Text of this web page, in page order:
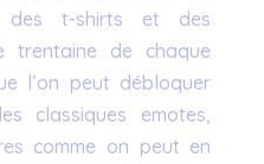
des t-shirts et des
trentaine de chaque
l’on peut débloquer
classiques emotes,
comme on peut en